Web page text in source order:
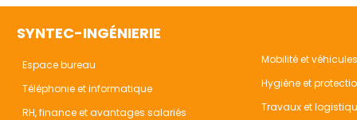
SYNTEC-INGÉNIERIE
Espace bureau
Téléphonie et informatique
RH, finance et avantages salariés
Mobilité et véhicules
Hygiène et
Travaux et